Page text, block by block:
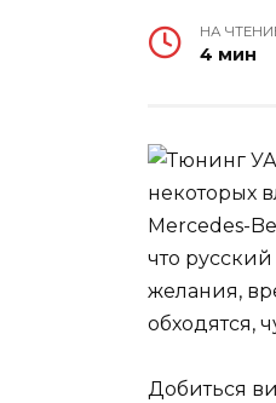
НА
4 мин
некоторых
Mercedes-
что
желания,
обходятся,
Добиться